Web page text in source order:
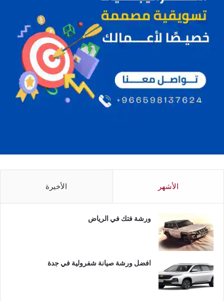
الأشهر الأخيرة
ورشة فتك في الرياض
افضل ورشة صيانة شفرولية في جدة